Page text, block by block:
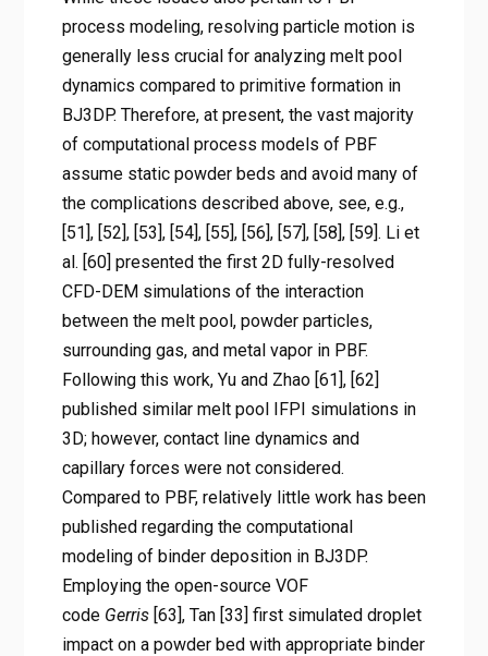
process modeling, resolving particle motion is
generally less crucial for analyzing melt pool
dynamics compared to primitive formation in
BJ3DP. Therefore, at present, the vast majority
of computational process models of PBF
assume static powder beds and avoid many of
the complications described above, see, e.g.,
[51], [52], [53], [54], [55], [56], [57], [58], [59]. Li et
al. [60] presented the first 2D fully-resolved
CFD-DEM simulations of the interaction
between the melt pool, powder particles,
surrounding gas, and metal vapor in PBF.
Following this work, Yu and Zhao [61], [62]
published similar melt pool IFPI simulations in
3D; however, contact line dynamics and
capillary forces were not considered.
Compared to PBF, relatively little work has been
published regarding the computational
modeling of binder deposition in BJ3DP.
Employing the open-source VOF
code Gerris[63], Tan [33] first simulated droplet
impact on a powder bed with appropriate binder